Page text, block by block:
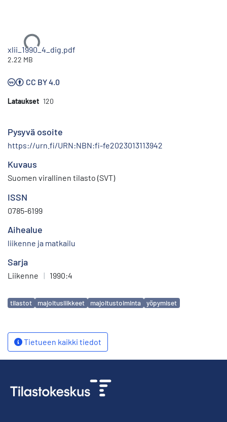
Ladataan...
xlii_1990_4_dig.pdf
2.22 MB
CC BY 4.0
Lataukset 120
Pysyvä osoite
https://urn.fi/URN:NBN:fi-fe2023013113942
Kuvaus
Suomen virallinen tilasto (SVT)
ISSN
0785-6199
Aihealue
liikenne ja matkailu
Sarja
Liikenne | 1990:4
Avainsanat
tilastot majoitusliikkeet majoitustoiminta yöpymiset
Tietueen kaikki tiedot